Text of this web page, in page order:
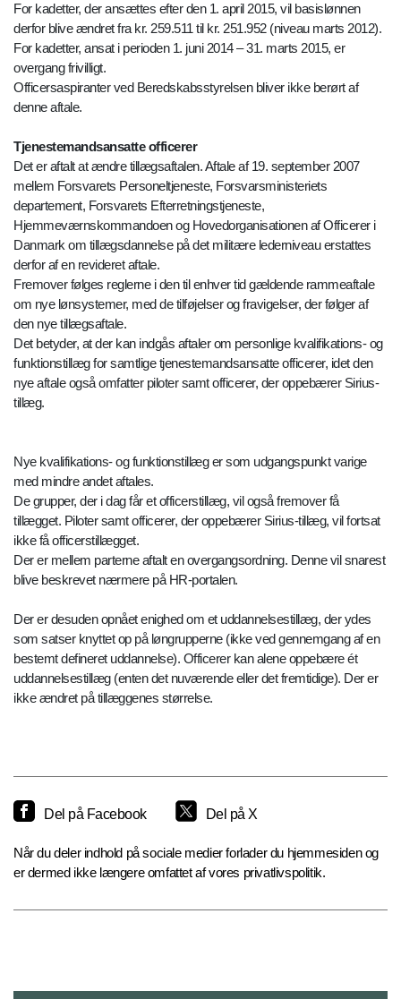
For kadetter, der ansættes efter den 1. april 2015, vil basislønnen
derfor blive ændret fra kr. 259.511 til kr. 251.952 (niveau marts 2012).
For kadetter, ansat i perioden 1. juni 2014 – 31. marts 2015, er
overgang frivilligt.
Officersaspiranter ved Beredskabsstyrelsen bliver ikke berørt af
denne aftale.
Tjenestemandsansatte officerer
Det er aftalt at ændre tillægsaftalen. Aftale af 19. september 2007
mellem Forsvarets Personeltjeneste, Forsvarsministeriets
departement, Forsvarets Efterretningstjeneste,
Hjemmeværnskommandoen og Hovedorganisationen af Officerer i
Danmark om tillægsdannelse på det militære lederniveau erstattes
derfor af en revideret aftale.
Fremover følges reglerne i den til enhver tid gældende rammeaftale
om nye lønsystemer, med de tilføjelser og fravigelser, der følger af
den nye tillægsaftale.
Det betyder, at der kan indgås aftaler om personlige kvalifikations- og
funktionstillæg for samtlige tjenestemandsansatte officerer, idet den
nye aftale også omfatter piloter samt officerer, der oppebærer Sirius-
tillæg.
Nye kvalifikations- og funktionstillæg er som udgangspunkt varige
med mindre andet aftales.
De grupper, der i dag får et officerstillæg, vil også fremover få
tillægget. Piloter samt officerer, der oppebærer Sirius-tillæg, vil fortsat
ikke få officerstillægget.
Der er mellem parterne aftalt en overgangsordning. Denne vil snarest
blive beskrevet nærmere på HR-portalen.
Der er desuden opnået enighed om et uddannelsestillæg, der ydes
som satser knyttet op på løngrupperne (ikke ved gennemgang af en
bestemt defineret uddannelse). Officerer kan alene oppebære ét
uddannelsestillæg (enten det nuværende eller det fremtidige). Der er
ikke ændret på tillæggenes størrelse.
Del på Facebook Del på X
Når du deler indhold på sociale medier forlader du hjemmesiden og
er dermed ikke længere omfattet af vores privatlivspolitik.